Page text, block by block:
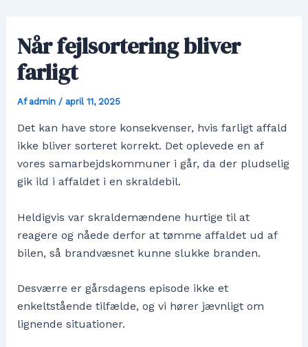
indholdet
Når fejlsortering bliver
farligt
Af admin / april 11, 2025
Det kan have store konsekvenser, hvis farligt affald
ikke bliver sorteret korrekt. Det oplevede en af
vores samarbejdskommuner i går, da der pludselig
gik ild i affaldet i en skraldebil.
Heldigvis var skraldemændene hurtige til at
reagere og nåede derfor at tømme affaldet ud af
bilen, så brandvæsnet kunne slukke branden.
Desværre er gårsdagens episode ikke et
enkeltstående tilfælde, og vi hører jævnligt om
lignende situationer.